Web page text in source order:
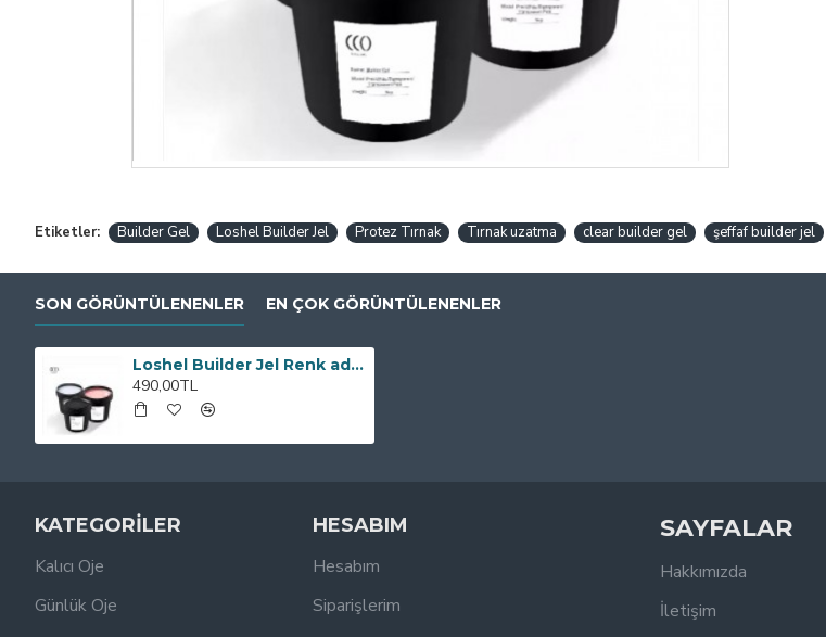
Etiketler: Builder Gel Loshel Builder Jel Protez Tırnak Tırnak uzatma clear builder gel şeffaf builder jel
SON GÖRÜNTÜLENENLER EN ÇOK GÖRÜNTÜLENENLER
Loshel Builder Jel Renk adı: Clear (Şeffaf)
490,00TL
KATEGORİLER
Kalıcı Oje
Günlük Oje
HESABIM
Hesabım
Siparişlerim
SAYFALAR
Hakkımızda
İletişim